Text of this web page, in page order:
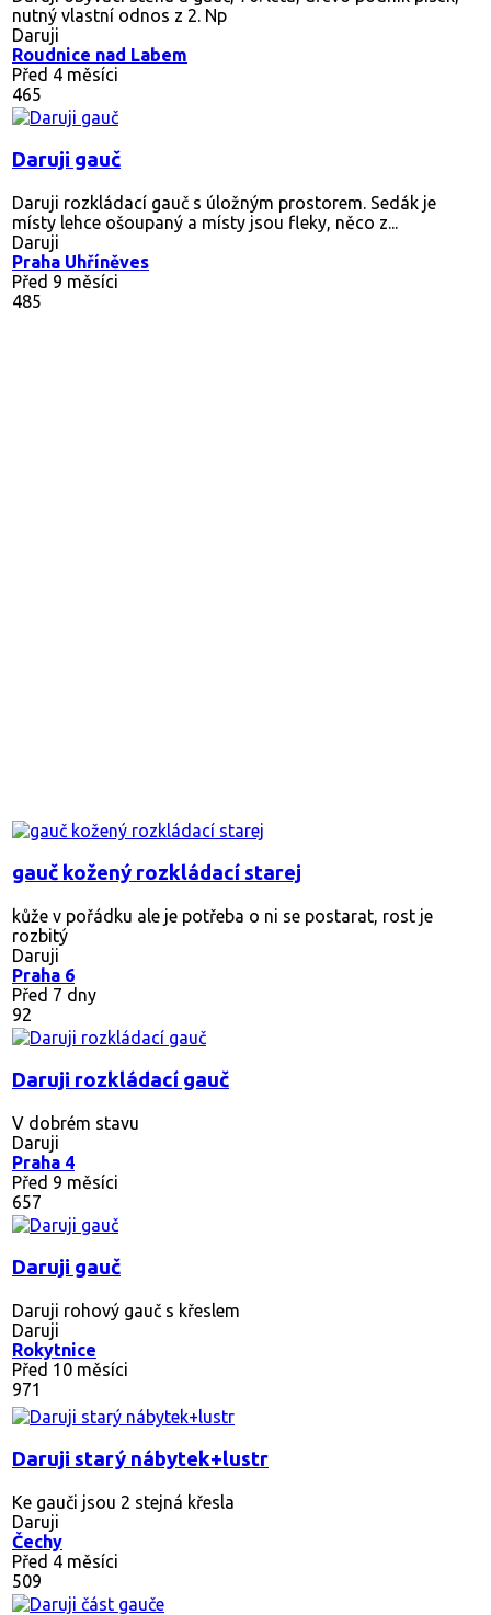
nutný vlastní odnos z 2. Np
Daruji
Roudnice nad Labem
Před 4 měsíci
465
Daruji gauč
Daruji rozkládací gauč s úložným prostorem. Sedák je
místy lehce ošoupaný a místy jsou fleky, něco z...
Daruji
Praha Uhříněves
Před 9 měsíci
485
gauč kožený rozkládací starej
kůže v pořádku ale je potřeba o ni se postarat, rost je
rozbitý
Daruji
Praha 6
Před 7 dny
92
Daruji rozkládací gauč
V dobrém stavu
Daruji
Praha 4
Před 9 měsíci
657
Daruji gauč
Daruji rohový gauč s křeslem
Daruji
Rokytnice
Před 10 měsíci
971
Daruji starý nábytek+lustr
Ke gauči jsou 2 stejná křesla
Daruji
Čechy
Před 4 měsíci
509